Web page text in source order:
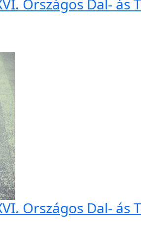
Országos Dal- ás
Országos Dal- ás